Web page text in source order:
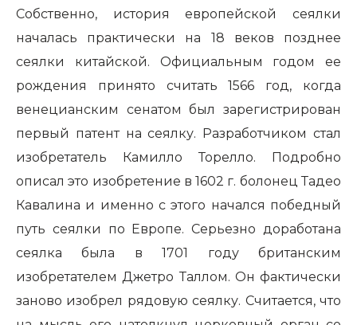
Собственно, история европейской сеялки
началась практически на 18 веков позднее
сеялки китайской. Официальным годом ее
рождения принято считать 1566 год, когда
венецианским сенатом был зарегистрирован
первый патент на сеялку. Разработчиком стал
изобретатель Камилло Торелло. Подробно
описал это изобретение в 1602 г. болонец Тадео
Кавалина и именно с этого начался победный
путь сеялки по Европе. Серьезно доработана
сеялка была в 1701 году британским
изобретателем Джетро Таллом. Он фактически
заново изобрел рядовую сеялку. Считается, что